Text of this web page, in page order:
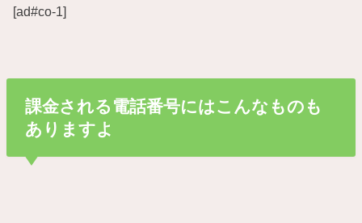
[ad#co-1]
課金される電話番号にはこんなものも
ありますよ